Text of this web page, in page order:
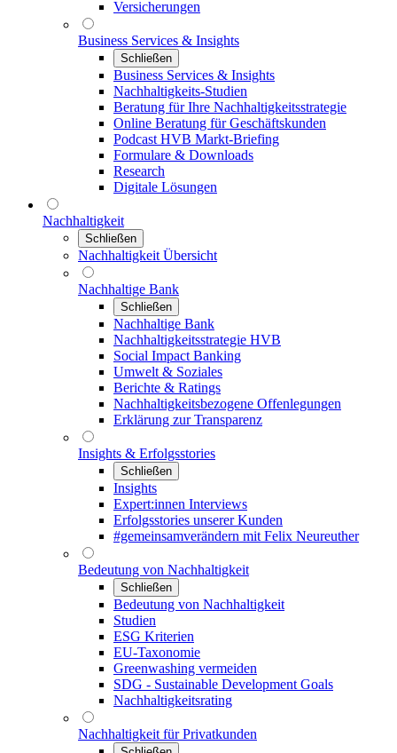
Versicherungen
Business Services & Insights
Schließen
Business Services & Insights
Nachhaltigkeits-Studien
Beratung für Ihre Nachhaltigkeitsstrategie
Online Beratung für Geschäftskunden
Podcast HVB Markt-Briefing
Formulare & Downloads
Research
Digitale Lösungen
Nachhaltigkeit
Schließen
Nachhaltigkeit Übersicht
Nachhaltige Bank
Schließen
Nachhaltige Bank
Nachhaltigkeitsstrategie HVB
Social Impact Banking
Umwelt & Soziales
Berichte & Ratings
Nachhaltigkeitsbezogene Offenlegungen
Erklärung zur Transparenz
Insights & Erfolgsstories
Schließen
Insights
Expert:innen Interviews
Erfolgsstories unserer Kunden
#gemeinsamverändern mit Felix Neureuther
Bedeutung von Nachhaltigkeit
Schließen
Bedeutung von Nachhaltigkeit
Studien
ESG Kriterien
EU-Taxonomie
Greenwashing vermeiden
SDG - Sustainable Development Goals
Nachhaltigkeitsrating
Nachhaltigkeit für Privatkunden